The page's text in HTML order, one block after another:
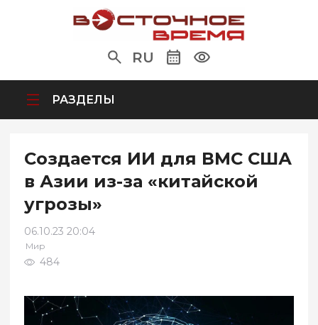
RU
РАЗДЕЛЫ
Создается ИИ для ВМС США
в Азии из-за «китайской
угрозы»
06.10.23 20:04
Мир
484